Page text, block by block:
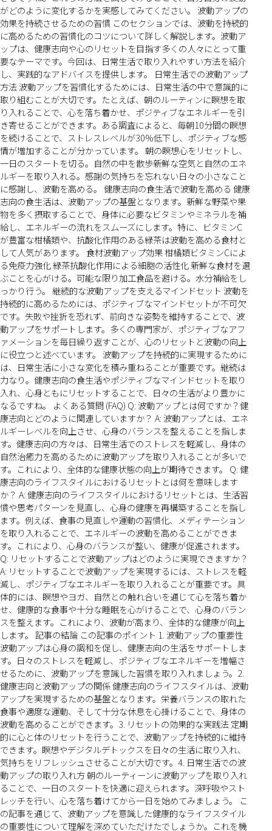
がどのように変化するかを実感してみてください。 波動アップの
効果を持続させるための習慣 このセクションでは、波動を持続的
に高めるための習慣化のコツについて詳しく解説します。波動ア
ップは、健康志向や心のリセットを目指す多くの人々にとって重
要なテーマです。今回は、日常生活で取り入れやすい方法を紹介
し、実践的なアドバイスを提供します。 日常生活での波動アップ
方法 波動アップを習慣化するためには、日常生活の中で意識的に
取り組むことが大切です。たとえば、朝のルーティンに瞑想を取
り入れることで、心を落ち着かせ、ポジティブなエネルギーを引
き寄せることができます。ある調査によると、毎朝10分間の瞑想
を続けることで、ストレスレベルが30%低下し、ポジティブな感
情が増加することが分かっています。 朝の瞑想心をリセットし、
一日のスタートを切る。自然の中を散歩新鮮な空気と自然のエネ
ルギーを取り入れる。感謝の気持ちを忘れない日々の小さなこと
に感謝し、波動を高める。 健康志向の食生活で波動を高める 健康
志向の食生活は、波動アップの基盤となります。新鮮な野菜や果
物を多く摂取することで、身体に必要なビタミンやミネラルを補
給し、エネルギーの流れをスムーズにします。特に、ビタミンC
が豊富な柑橘類や、抗酸化作用のある緑茶は波動を高める食材と
して人気があります。 食材波動アップ効果 柑橘類ビタミンCによ
る免疫力強化 緑茶抗酸化作用による細胞の活性化 新鮮な食材を選
ぶことを心がける。可能な限り加工食品を避ける。水分補給をし
っかり行う。 継続的な波動アップを支えるマインドセット 波動を
持続的に高めるためには、ポジティブなマインドセットが不可欠
です。失敗や挫折を恐れず、前向きな姿勢を維持することで、波
動アップをサポートします。多くの専門家が、ポジティブなアフ
ァメーションを毎日繰り返すことが、心のリセットと波動の向上
に役立つと述べています。 波動アップを持続的に実現するために
は、日常生活に小さな変化を積み重ねることが重要です。継続は
力なり。健康志向の食生活やポジティブなマインドセットを取り
入れ、心身ともにリセットすることで、日々の生活がより豊かに
なるですね。 よくある質問 (FAQ) Q: 波動アップとは何ですか？健
康志向とどのように関連していますか？ A: 波動アップとは、エネ
ルギーレベルを向上させ、心身のバランスを整えることを指しま
す。健康志向の方々は、日常生活でのストレスを軽減し、身体の
自然治癒力を高めるために波動アップを取り入れることが多いで
す。これにより、全体的な健康状態の向上が期待できます。 Q: 健
康志向のライフスタイルにおけるリセットとは何を意味します
か？ A: 健康志向のライフスタイルにおけるリセットとは、生活習
慣や思考パターンを見直し、心身の健康を再構築することを指し
ます。例えば、食事の見直しや運動の習慣化、メディテーション
を取り入れることで、エネルギーの波動を高めることができま
す。これにより、心身のバランスが整い、健康が促進されます。
Q: リセットすることで波動アップはどのように実現できますか？
A: リセットすることで波動アップを実現するには、ストレスを軽
減し、ポジティブなエネルギーを取り入れることが重要です。具
体的には、瞑想やヨガ、自然との触れ合いを通じて心を落ち着か
せ、健康的な食事や十分な睡眠を心がけることで、心身のバラン
スを整えます。これにより、波動が高まり、全体的な健康が向上
します。 記事の結論 この記事のポイント 1. 波動アップの重要性
波動アップは心身の調和を促し、健康志向の生活をサポートしま
す。日々のストレスを軽減し、ポジティブなエネルギーを増幅さ
せるために、波動アップを意識した習慣を取り入れましょう。2.
健康志向と波動アップの関係 健康志向のライフスタイルは、波動
アップを実現するための基盤となります。栄養バランスの取れた
食事や適度な運動、そして十分な休息を心掛けることで、身体の
波動を高めることができます。3. リセットの効果的な実践法 定期
的に心と体のリセットを行うことで、波動アップを持続的に維持
できます。瞑想やデジタルデトックスを日々の生活に取り入れ、
気持ちをリフレッシュさせることが大切です。4. 日常生活での波
動アップの取り入れ方 朝のルーティーンに波動アップを取り入れ
ることで、一日のスタートを快適に迎えられます。深呼吸やスト
レッチを行い、心を落ち着けてから一日を始めてみましょう。 こ
の記事を通じて、波動アップを意識した健康的なライフスタイル
の重要性について理解を深めていただけたでしょうか。これを機